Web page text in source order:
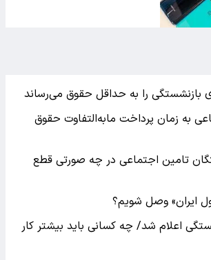
را به حداقل حقوق می‌رساند
به زمان پرداخت مابه‌التفاوت حقوق
تامین اجتماعی در چه صورتی قطع
ایران» وصل شویم؟
اعلام شد/ چه کسانی باید بیشتر کار